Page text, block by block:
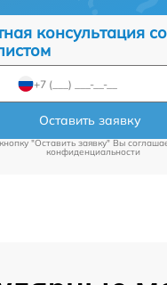
консультация со
Оставить заявку
"Оставить заявку" Вы
конфиденциальности